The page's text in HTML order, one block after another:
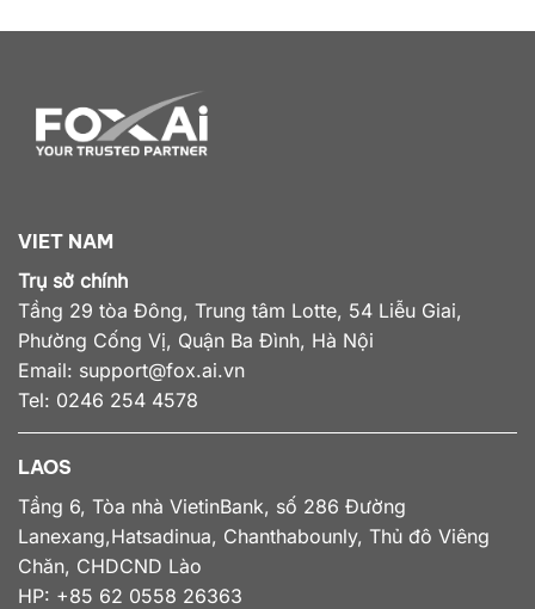
VIET NAM
Trụ sở chính
Tầng 29 tòa Đông, Trung tâm Lotte, 54 Liễu Giai,
Phường Cống Vị, Quận Ba Đình, Hà Nội
Email: support@fox.ai.vn
Tel: 0246 254 4578
LAOS
Tầng 6, Tòa nhà VietinBank, số 286 Đường
Lanexang,Hatsadinua, Chanthabounly, Thủ đô Viêng
Chăn, CHDCND Lào
HP: +85 62 0558 26363